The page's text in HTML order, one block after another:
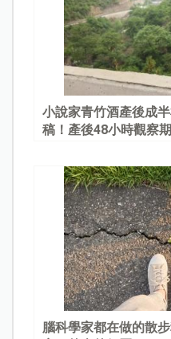
小說家青竹酒產後成
稿！產後48小時觀察
腦科學家都在做的散